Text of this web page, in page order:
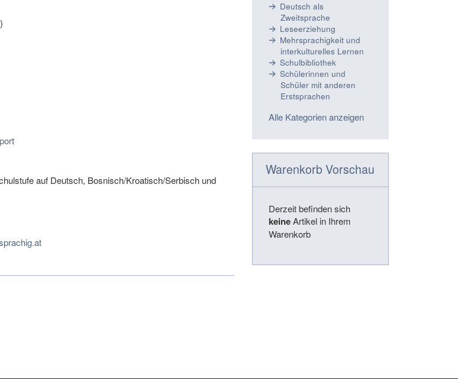
auf Deutsch, Bosnisch/Kroatisch/Serbisch und
Deutsch als
Zweitsprache
Leseerziehung
Mehrsprachigkeit und
interkulturelles Lernen
Schulbibliothek
Schülerinnen und
Schüler mit anderen
Erstsprachen
Alle Kategorien anzeigen
Warenkorb Vorschau
Derzeit befinden sich
keineArtikel in Ihrem
Warenkorb